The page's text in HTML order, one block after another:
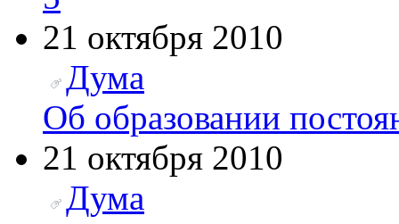
21 октября 2010
Дума
Об образовании
21 октября 2010
Дума